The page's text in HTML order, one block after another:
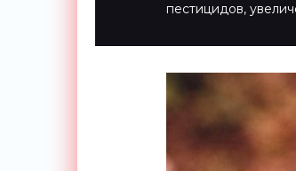
пестицидов,